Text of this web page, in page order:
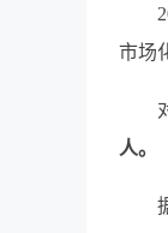
市场
对
人。
据